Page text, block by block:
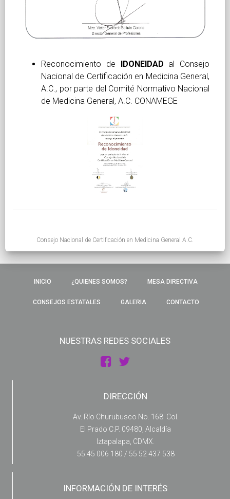
Reconocimiento de IDONEIDAD al Consejo
Nacional de Certificación en Medicina General,
A.C., por parte del Comité Normativo Nacional
de Medicina General, A.C. CONAMEGE
Consejo Nacional de Certificación en Medicina General A.C.
INICIO ¿QUIENES SOMOS? MESA DIRECTIVA
CONSEJOS ESTATALES GALERIA CONTACTO
NUESTRAS REDES SOCIALES
DIRECCIÓN
Av. Río Churubusco No. 168. Col.
El Prado C.P. 09480, Alcaldía
Iztapalapa, CDMX.
55 45 006 180 / 55 52 437 538
INFORMACIÓN DE INTERÉS